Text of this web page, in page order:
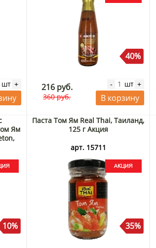
шт +
40%
216 руб.
360 руб.
- шт +
В корзину
Ям
10%
Паста Том Ям Real Thai, Таиланд,
125 г Акция
арт. 15711
35%